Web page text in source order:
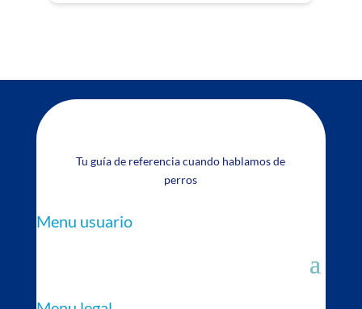
Tu guía de referencia cuando hablamos de
perros
Menu usuario